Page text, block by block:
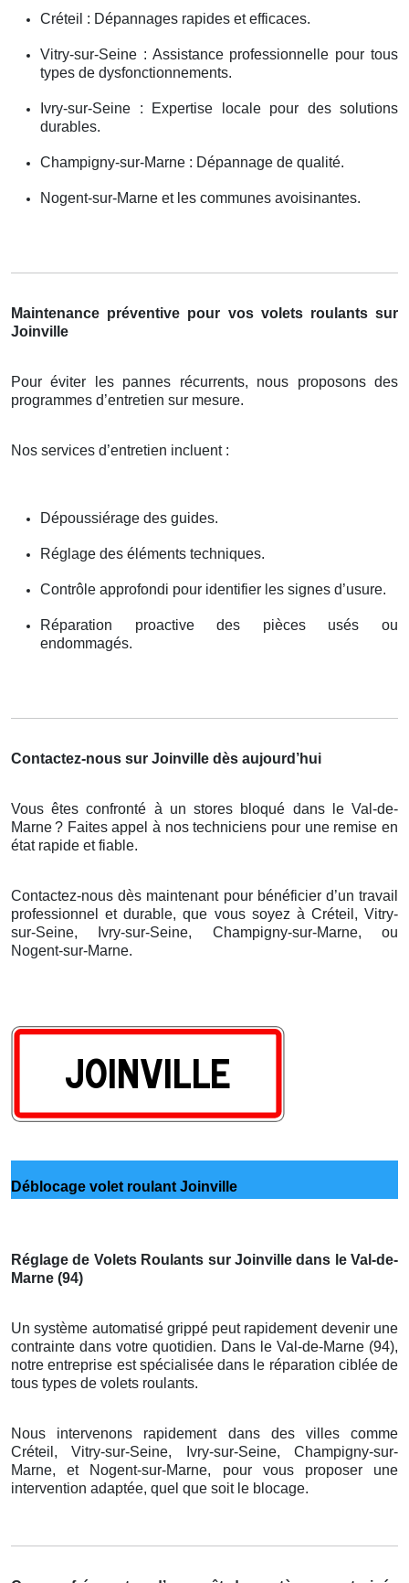
Créteil : Dépannages rapides et efficaces.
Vitry-sur-Seine : Assistance professionnelle pour tous
types de dysfonctionnements.
Ivry-sur-Seine : Expertise locale pour des solutions
durables.
Champigny-sur-Marne : Dépannage de qualité.
Nogent-sur-Marne et les communes avoisinantes.
Maintenance préventive pour vos volets roulants sur
Joinville
Pour éviter les pannes récurrents, nous proposons des
programmes d’entretien sur mesure.
Nos services d’entretien incluent :
Dépoussiérage des guides.
Réglage des éléments techniques.
Contrôle approfondi pour identifier les signes d’usure.
Réparation proactive des pièces usés ou
endommagés.
Contactez-nous sur Joinville dès aujourd’hui
Vous êtes confronté à un stores bloqué dans le Val-de-
Marne? Faites appel à nos techniciens pour une remise en
état rapide et fiable.
Contactez-nous dès maintenant pour bénéficier d’un travail
professionnel et durable, que vous soyez à Créteil, Vitry-
sur-Seine, Ivry-sur-Seine, Champigny-sur-Marne, ou
Nogent-sur-Marne.
Déblocage volet roulant Joinville
Réglage de Volets Roulants sur Joinville dans le Val-de-
Marne (94)
Un système automatisé grippé peut rapidement devenir une
contrainte dans votre quotidien. Dans le Val-de-Marne (94),
notre entreprise est spécialisée dans le réparation ciblée de
tous types de volets roulants.
Nous intervenons rapidement dans des villes comme
Créteil, Vitry-sur-Seine, Ivry-sur-Seine, Champigny-sur-
Marne, et Nogent-sur-Marne, pour vous proposer une
intervention adaptée, quel que soit le blocage.